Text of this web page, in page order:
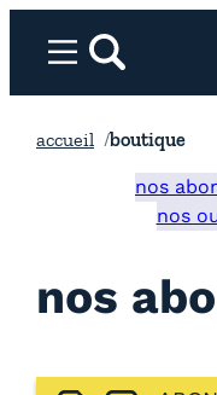
Menurechercher
accueil boutique
nos
nos
nos